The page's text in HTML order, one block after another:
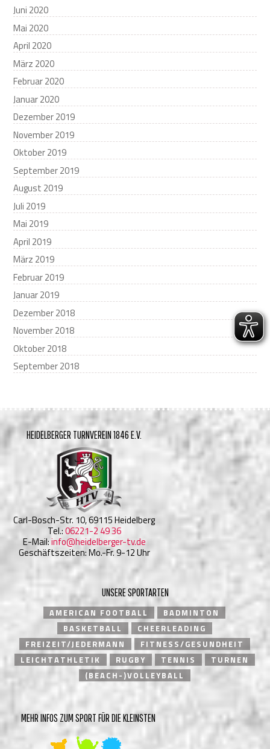
Juni 2020
Mai 2020
April 2020
März 2020
Februar 2020
Januar 2020
Dezember 2019
November 2019
Oktober 2019
September 2019
August 2019
Juli 2019
Mai 2019
April 2019
März 2019
Februar 2019
Januar 2019
Dezember 2018
November 2018
Oktober 2018
September 2018
HEIDELBERGER TURNVEREIN 1846 E.V.
Carl-Bosch-Str. 10, 69115 Heidelberg
Tel.:06221-2 49 36
E-Mail:info@heidelberger-tv.de
Geschäftszeiten: Mo.-Fr. 9-12 Uhr
UNSERE SPORTARTEN
AMERICAN FOOTBALL
BADMINTON
BASKETBALL
CHEERLEADING
FREIZEIT/JEDERMANN
FITNESS/GESUNDHEIT
LEICHTATHLETIK
RUGBY TENNIS
TURNEN
(BEACH-)VOLLEYBALL
MEHR INFOS ZUM SPORT FÜR DIE KLEINSTEN